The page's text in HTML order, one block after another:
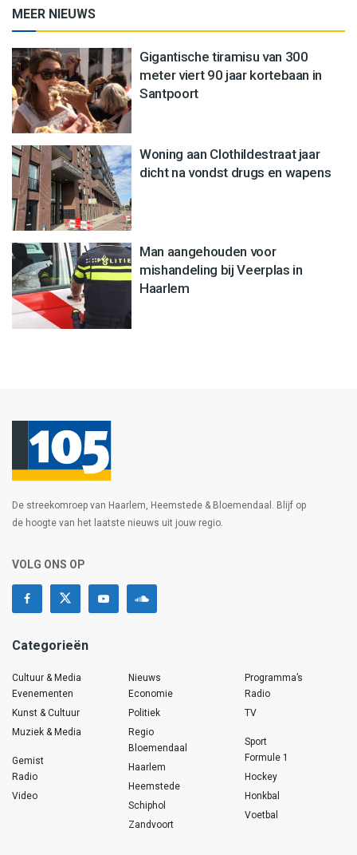
MEER NIEUWS
Gigantische tiramisu van 300
meter viert 90 jaar kortebaan in
Santpoort
Woning aan Clothildestraat jaar
dicht na vondst drugs en wapens
Man aangehouden voor
mishandeling bij Veerplas in
Haarlem
De streekomroep van Haarlem, Heemstede & Bloemendaal. Blijf op
de hoogte van het laatste nieuws uit jouw regio.
VOLG ONS OP
Categorieën
Cultuur & Media
Evenementen
Kunst & Cultuur
Muziek & Media
Gemist
Radio
Video
Nieuws
Economie
Politiek
Regio
Bloemendaal
Haarlem
Heemstede
Schiphol
Zandvoort
Programma’s
Radio
TV
Sport
Formule 1
Hockey
Honkbal
Voetbal